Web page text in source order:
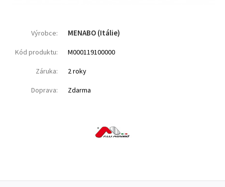
Výrobce: MENABO (Itálie)
Kód produktu: M000119100000
Záruka: 2 roky
Doprava: Zdarma